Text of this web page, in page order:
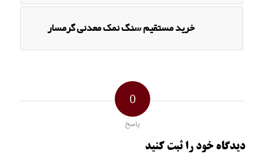
خرید مستقیم سنگ نمک معدنی گرمسار
0
پاسخ
دیدگاه خود را ثبت کنید